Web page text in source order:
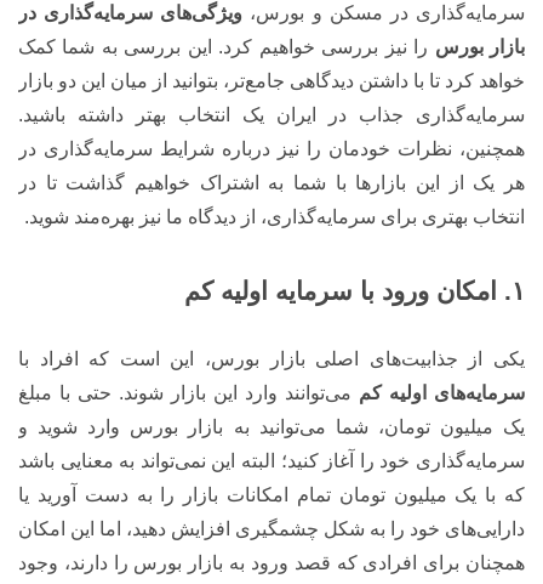
سرمایه‌گذاری در مسکن و بورس، ویژگی‌های سرمایه‌گذاری در
بازار بورس را نیز بررسی خواهیم کرد. این بررسی به شما کمک
خواهد کرد تا با داشتن دیدگاهی جامع‌تر، بتوانید از میان این دو بازار
سرمایه‌گذاری جذاب در ایران یک انتخاب بهتر داشته باشید.
همچنین، نظرات خودمان را نیز درباره شرایط سرمایه‌گذاری در
هر یک از این بازارها با شما به اشتراک خواهیم گذاشت تا در
انتخاب بهتری برای سرمایه‌گذاری، از دیدگاه ما نیز بهره‌مند شوید.
۱. امکان ورود با سرمایه اولیه کم
یکی از جذابیت‌های اصلی بازار بورس، این است که افراد با
سرمایه‌های اولیه کم می‌توانند وارد این بازار شوند. حتی با مبلغ
یک میلیون تومان، شما می‌توانید به بازار بورس وارد شوید و
سرمایه‌گذاری خود را آغاز کنید؛ البته این نمی‌تواند به معنایی باشد
که با یک میلیون تومان تمام امکانات بازار را به دست آورید یا
دارایی‌های خود را به شکل چشمگیری افزایش دهید، اما این امکان
همچنان برای افرادی که قصد ورود به بازار بورس را دارند، وجود